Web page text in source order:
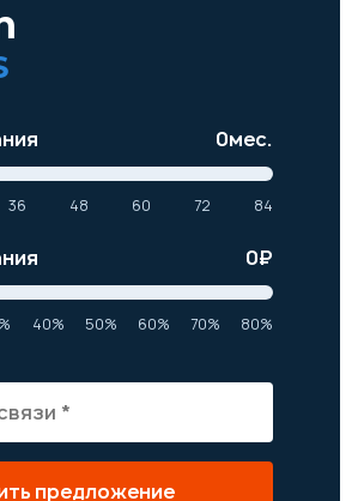
0мес.
36 48 60 72 84
0₽
40% 50% 60% 70% 80%
предложение